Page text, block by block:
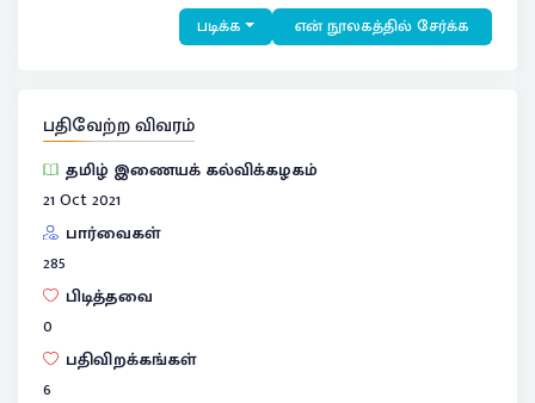
படிக்க என் நூலகத்தில் சேர்க்க
பதிவேற்ற விவரம்
தமிழ் இணையக் கல்விக்கழகம்
21 Oct 2021
பார்வைகள்
285
பிடித்தவை
0
பதிவிறக்கங்கள்
6